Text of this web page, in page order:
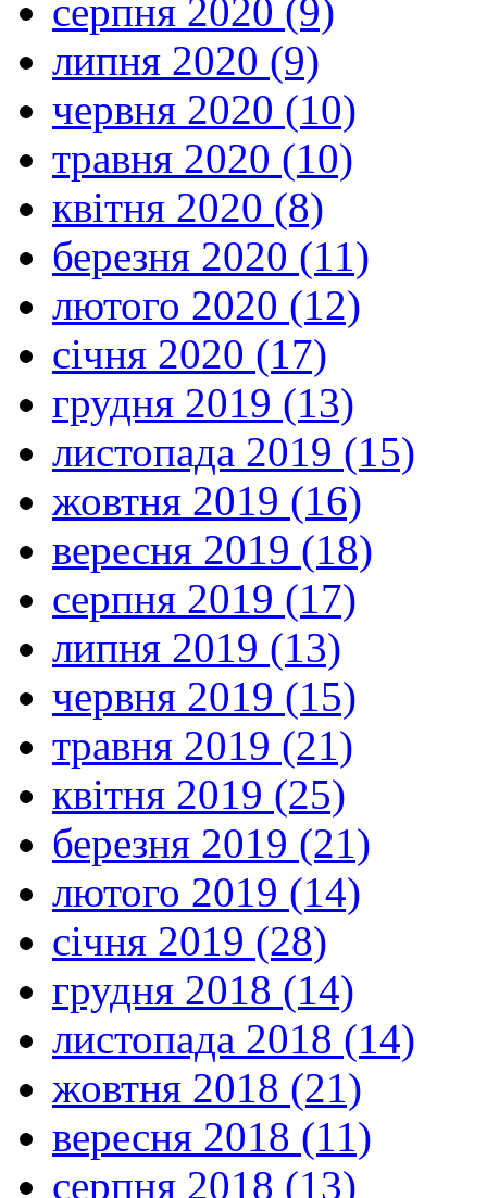
серпня 2020 (9)
липня 2020 (9)
червня 2020 (10)
травня 2020 (10)
квітня 2020 (8)
березня 2020 (11)
лютого 2020 (12)
січня 2020 (17)
грудня 2019 (13)
листопада 2019 (15)
жовтня 2019 (16)
вересня 2019 (18)
серпня 2019 (17)
липня 2019 (13)
червня 2019 (15)
травня 2019 (21)
квітня 2019 (25)
березня 2019 (21)
лютого 2019 (14)
січня 2019 (28)
грудня 2018 (14)
листопада 2018 (14)
жовтня 2018 (21)
вересня 2018 (11)
серпня 2018 (13)